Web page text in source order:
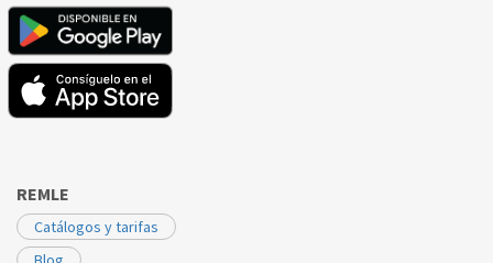
REMLE
Catálogos y tarifas